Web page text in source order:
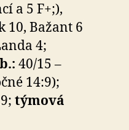
a 5 F+;),
10, Bažant 6
4;
40/15 –
14:9);
týmová